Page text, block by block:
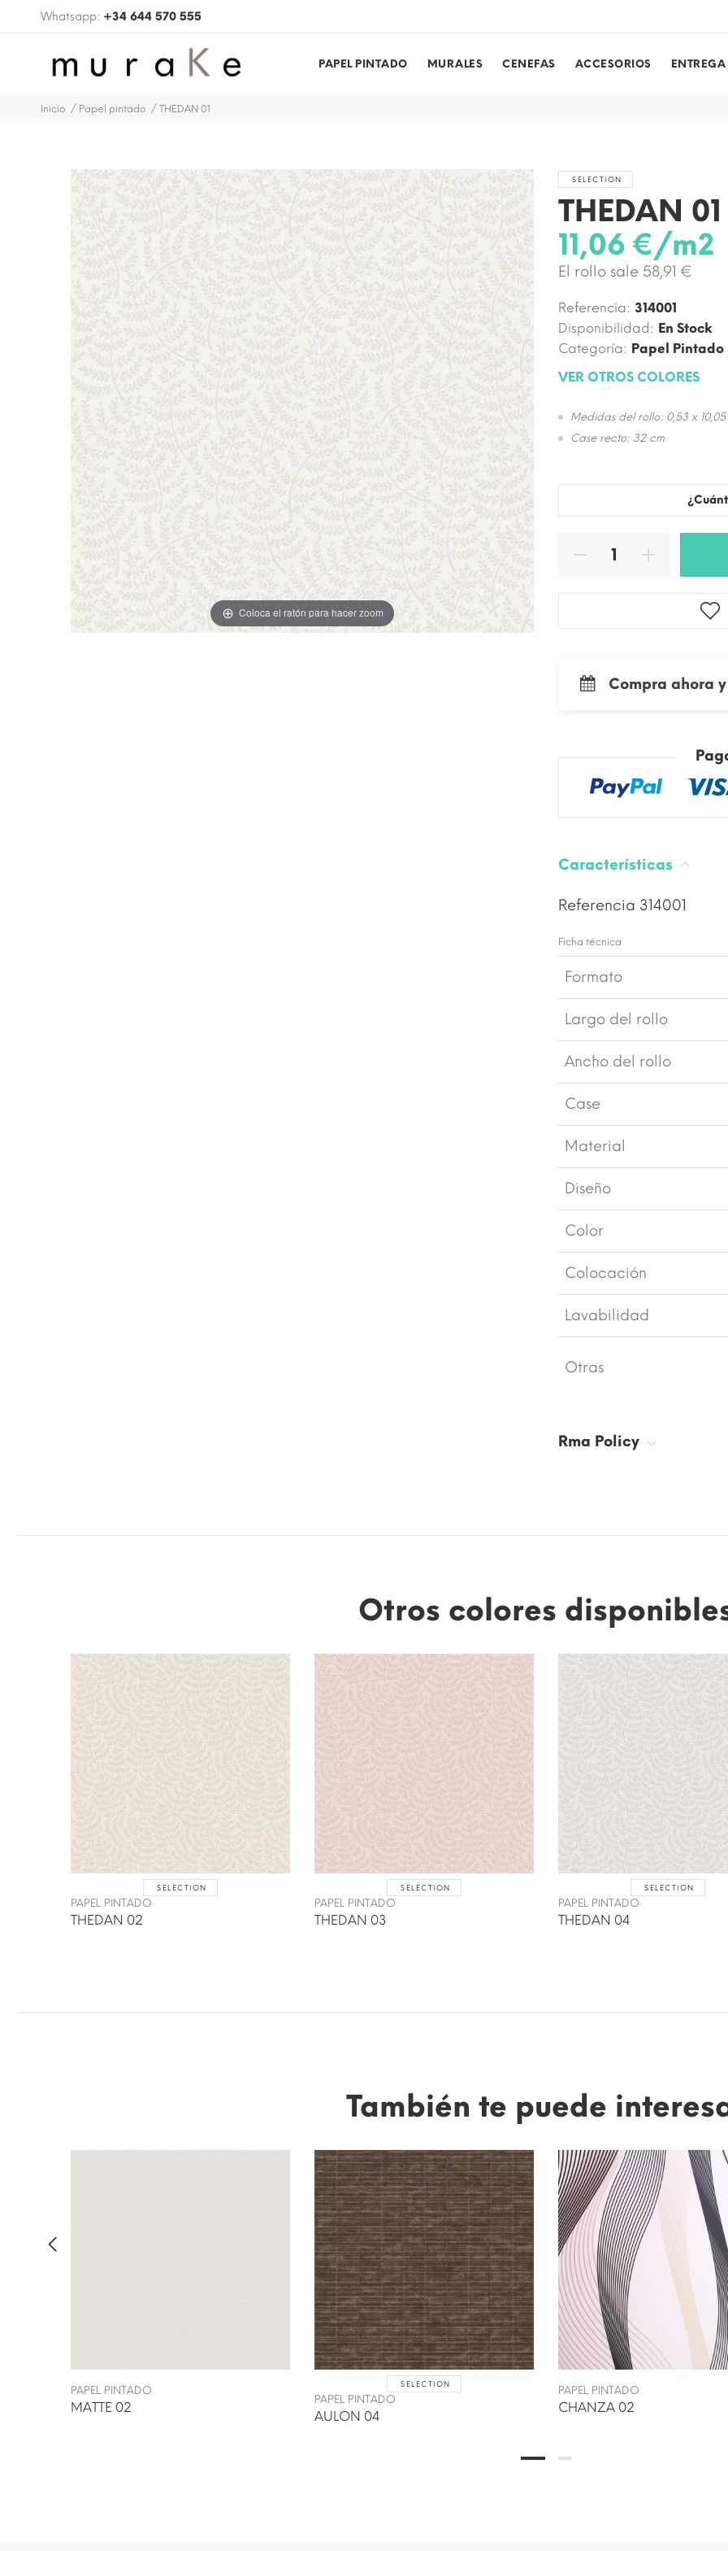
Whatsapp: +34 644 570 555
PAPEL PINTADO MURALES CENEFAS ACCESORIOS
Inicio Papel pintado THEDAN 01
Coloca el ratón para hacer zoom
SELECTION
THEDAN 01
11,06 €/m2
El rollo sale 58,91 €
Referencia: 314001
Disponibilidad: En Stock
Categoría: Papel Pintado
VER OTROS COLORES
Medidas del rollo: 0,53 x 10,05
Case recto: 32 cm
Compra ahora
Características
Referencia 314001
Ficha técnica
Formato
Largo del rollo
Ancho del rollo
Case
Material
Diseño
Color
Colocación
Lavabilidad
Otras
Rma Policy
Otros colores
SELECTION
PAPEL PINTADO
THEDAN 02
SELECTION
PAPEL PINTADO
THEDAN 03
SELECTION
PAPEL PINTADO
THEDAN 04
También te puede
PAPEL PINTADO
MATTE 02
SELECTION
PAPEL PINTADO
AULON 04
PAPEL PINTADO
CHANZA 02